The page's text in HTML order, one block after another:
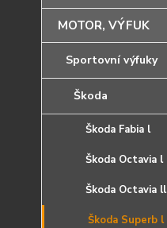
MOTOR, VÝFUK
Sportovní výfuky
Škoda
Škoda Fabia l
Škoda Octavia l
Škoda Octavia ll
Škoda Superb l